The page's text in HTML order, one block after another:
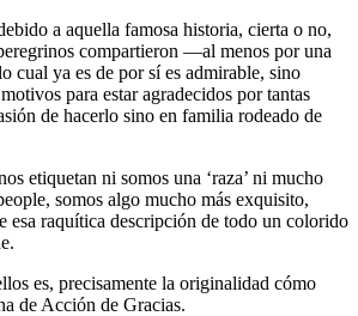
a aquella famosa historia, cierta o no,
compartieron —al menos por una
cual ya es de por sí es admirable, sino
para estar agradecidos por tantas
de hacerlo sino en familia rodeado de
etiquetan ni somos una ‘raza’ ni mucho
somos algo mucho más exquisito,
esa raquítica descripción de todo un colorido
es, precisamente la originalidad cómo
de Acción de Gracias.